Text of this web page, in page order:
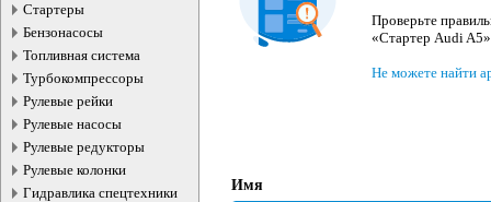
Стартеры
Бензонасосы
Топливная система
Турбокомпрессоры
Рулевые рейки
Рулевые насосы
Рулевые редукторы
Рулевые колонки
Гидравлика спецтехники
Проверьте
«Стартер Audi
Не можете найти
Имя